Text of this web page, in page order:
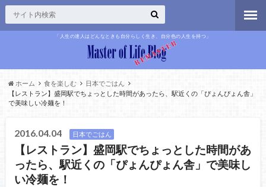
「人生の達人はどんなときも自分らしく生き、自分色の人生を持つ」
ホーム 食を楽しむ
日本でごはん
【レストラン】盛岡駅でちょっとした時間があったら、駅近くの「ぴょんぴょん舎」
で美味しい冷麺を！
2016.04.04 日本でごはん
【レストラン】盛岡駅でちょっとした時間があ
ったら、駅近くの「ぴょんぴょん舎」で美味し
い冷麺を！